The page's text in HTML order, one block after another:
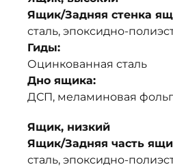
Ящик/Задняя стенка
сталь, эпоксидно-
Гиды:
Оцинкованная сталь
Дно ящика:
ДСП, меламиновая
Ящик, низкий
Ящик/Задняя часть
сталь, эпоксидно-